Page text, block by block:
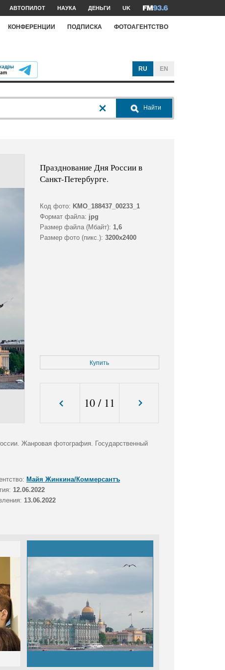
АВТОПИЛОТ НАУКА ДЕНЬГИ UK
КОНФЕРЕНЦИИ ПОДПИСКА ФОТОАГЕНТСТВО
RU EN
Найти
Празднование Дня России в
Санкт-Петербурге.
Код фото: KMO_188437_00233_1
Формат файла: jpg
Размер файла (Мбайт): 1,6
Размер фото (пикс.): 3200x2400
Купить
10/ 11
Жанровая фотография. Государственный
Майя Жинкина/Коммерсантъ
12.06.2022
13.06.2022